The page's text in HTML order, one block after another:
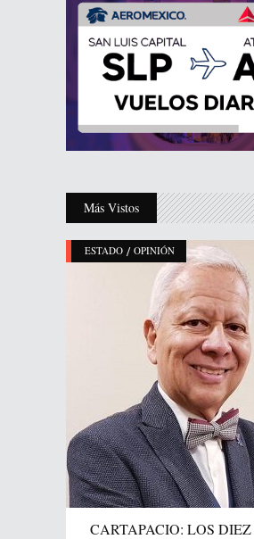
Más Vistos
ESTADO / OPINIÓN
CARTAPACIO: LOS DIEZ